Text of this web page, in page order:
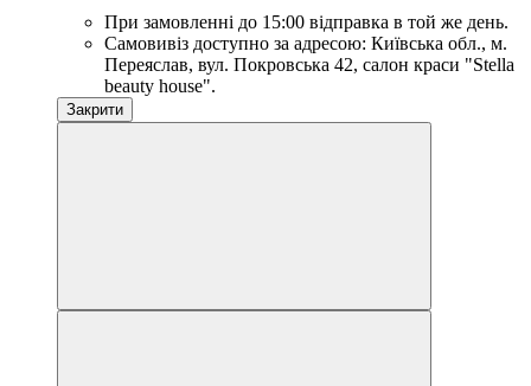
При замовленні до 15:00 відправка в той же день.
Самовивіз доступно за адресою: Київська обл., м.
Переяслав, вул. Покровська 42, салон краси "Stella
beauty house".
Закрити